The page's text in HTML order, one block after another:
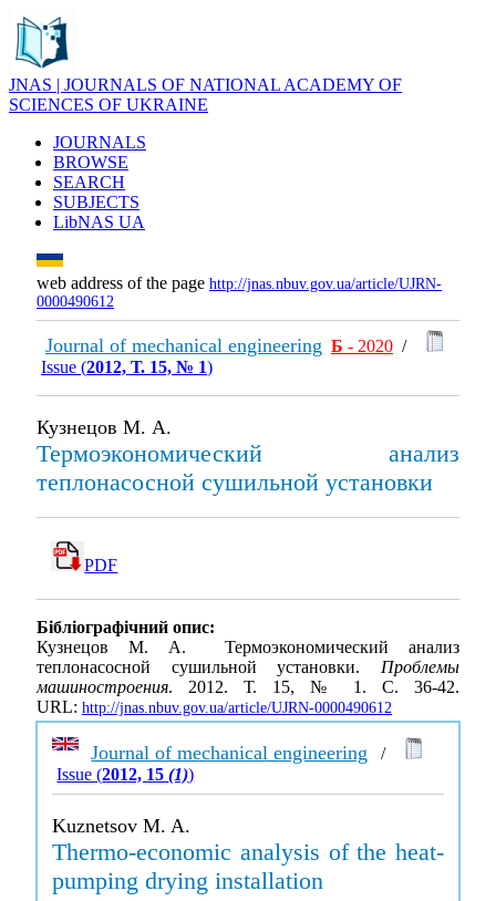
JNAS | JOURNALS OF NATIONAL ACADEMY OF
SCIENCES OF UKRAINE
JOURNALS
BROWSE
SEARCH
SUBJECTS
LibNAS UA
web address of the page http://jnas.nbuv.gov.ua/article/UJRN-
0000490612
Journal of mechanical engineering Б - 2020 /
Issue (2012, Т. 15, № 1)
Кузнецов М. А.
Термоэкономический анализ
теплонасосной сушильной установки
PDF
Бібліографічний опис:
Кузнецов М. А. Термоэкономический анализ
теплонасосной сушильной установки. Проблемы
машиностроения. 2012. Т. 15, № 1. С. 36-42.
URL: http://jnas.nbuv.gov.ua/article/UJRN-0000490612
Journal of mechanical engineering /
Issue (2012, 15(1))
Kuznetsov M. A.
Thermo-economic analysis of the heat-
pumping drying installation